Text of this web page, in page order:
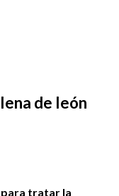
de león
para tratar la